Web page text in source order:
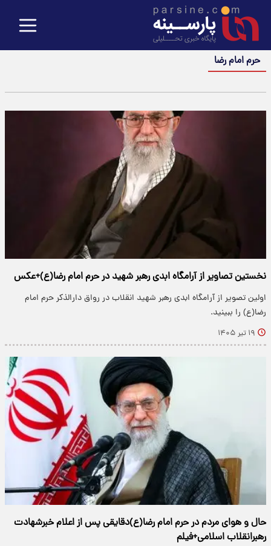
حرم امام رضا
نخستین تصاویر از آرامگاه ابدی رهبر شهید در حرم امام رضا(ع)+عکس
اولین تصویر از آرامگاه ابدی رهبر شهید انقلاب در رواق دارالذکر حرم امام
رضا(ع) را ببینید.
۱۹ تیر ۱۴۰۵
حال و هوای مردم در حرم امام رضا(ع)دقایقی پس از اعلام خبرشهادت
رهبرانقلاب اسلامی+فیلم